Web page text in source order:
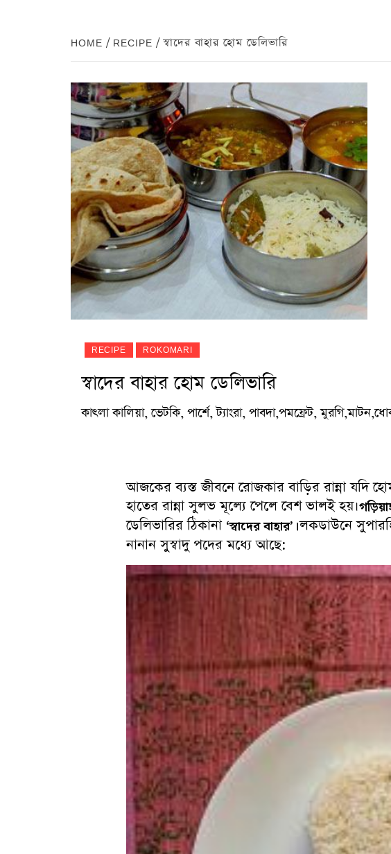
HOME RECIPE স্বাদের বাহার হোম ডেলিভারি
RECIPE ROKOMARI
স্বাদের বাহার হোম ডেলিভারি
কাৎলা কালিয়া, ভেটকি, পার্শে, ট্যাংরা, পাবদা,পমফ্রেট,
আজকের ব্যস্ত জীবনে রোজকার বাড়ির রান্না যদি
হাতের রান্না সুলভ মূল্যে পেলে বেশ ভালই হয়।
ডেলিভারির ঠিকানা ‘স্বাদের বাহার’।লকডাউনে
নানান সুস্বাদু পদের মধ্যে আছে: